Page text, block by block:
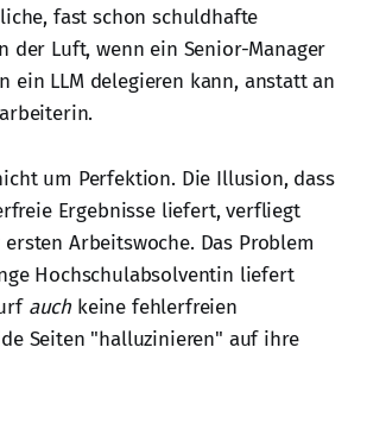
fast schon schuldhafte
der Luft, wenn ein Senior-Manager
ein LLM delegieren kann, anstatt an
um Perfektion. Die Illusion, dass
Ergebnisse liefert, verfliegt
Arbeitswoche. Das Problem
Hochschulabsolventin liefert
auchkeine fehlerfreien
Seiten "halluzinieren" auf ihre